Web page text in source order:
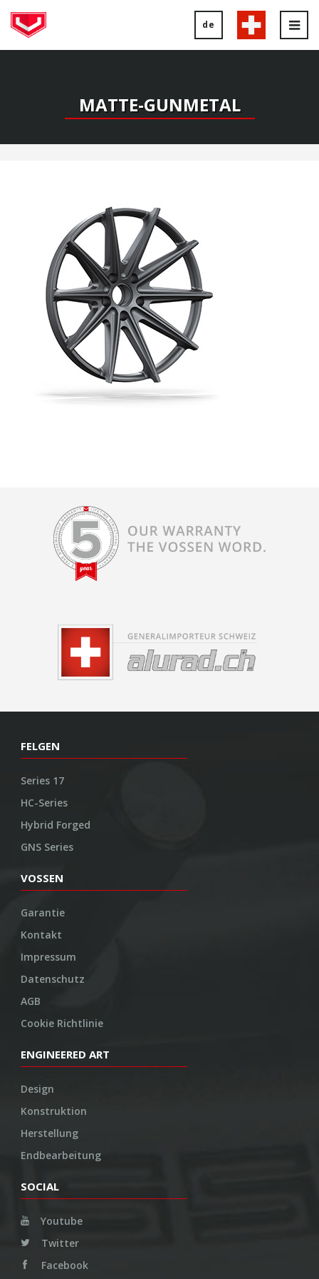
de
MATTE-GUNMETAL
FELGEN
Series 17
HC-Series
Hybrid Forged
GNS Series
VOSSEN
Garantie
Kontakt
Impressum
Datenschutz
AGB
Cookie Richtlinie
ENGINEERED ART
Design
Konstruktion
Herstellung
Endbearbeitung
SOCIAL
Youtube
Twitter
Facebook